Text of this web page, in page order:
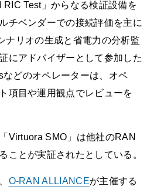
RIC Test」からなる検証設備を
チベンダーでの接続評価を主に
ナリオの生成と省電力の分析監
にアドバイザーとして参加した
どのオペレーターは、オペ
項目や運用観点でレビューを
Virtuora SMO」は他社のRAN
ことが実証されたとしている。
O-RAN ALLIANCEが主催する